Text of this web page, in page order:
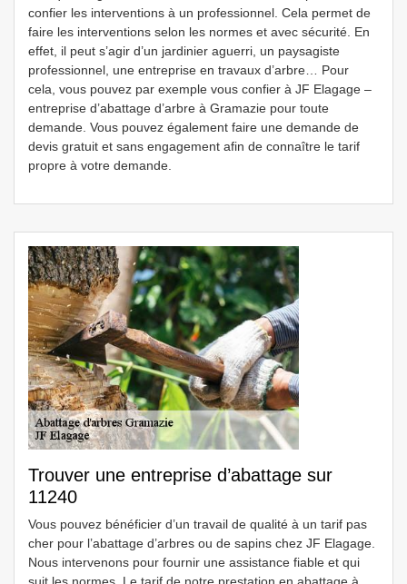
confier les interventions à un professionnel. Cela permet de
faire les interventions selon les normes et avec sécurité. En
effet, il peut s’agir d’un jardinier aguerri, un paysagiste
professionnel, une entreprise en travaux d’arbre… Pour
cela, vous pouvez par exemple vous confier à JF Elagage –
entreprise d’abattage d’arbre à Gramazie pour toute
demande. Vous pouvez également faire une demande de
devis gratuit et sans engagement afin de connaître le tarif
propre à votre demande.
Trouver une entreprise d’abattage sur
11240
Vous pouvez bénéficier d’un travail de qualité à un tarif pas
cher pour l’abattage d’arbres ou de sapins chez JF Elagage.
Nous intervenons pour fournir une assistance fiable et qui